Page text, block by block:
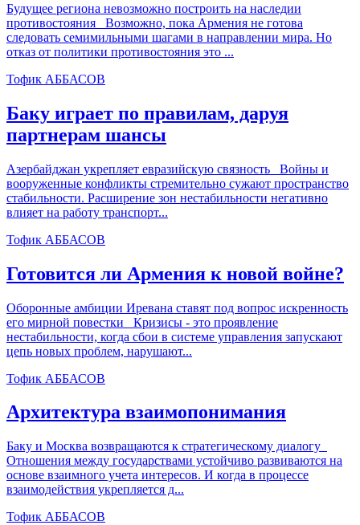
Будущее региона невозможно построить на наследии
противостояния Возможно, пока Армения не готова
следовать семимильными шагами в направлении мира. Но
отказ от политики противостояния это ...
Тофик АББАСОВ
Баку играет по правилам, даруя
партнерам шансы
Азербайджан укрепляет евразийскую связность Войны и
вооруженные конфликты стремительно сужают пространство
стабильности. Расширение зон нестабильности негативно
влияет на работу транспорт...
Тофик АББАСОВ
Готовится ли Армения к новой войне?
Оборонные амбиции Иревана ставят под вопрос искренность
его мирной повестки Кризисы - это проявление
нестабильности, когда сбои в системе управления запускают
цепь новых проблем, нарушают...
Тофик АББАСОВ
Архитектура взаимопонимания
Баку и Москва возвращаются к стратегическому диалогу
Отношения между государствами устойчиво развиваются на
основе взаимного учета интересов. И когда в процессе
взаимодействия укрепляется д...
Тофик АББАСОВ